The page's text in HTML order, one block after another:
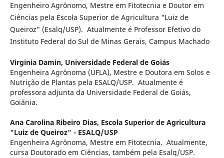
Engenheiro Agrônomo, Mestre em Fitotecnia e Doutor em
Ciências pela Escola Superior de Agricultura "Luiz de
Queiroz" (Esalq/USP). Atualmente é Professor Efetivo do
Instituto Federal do Sul de Minas Gerais, Campus Machado
Virginia Damin, Universidade Federal de Goiás
Engenheira Agrônoma (UFLA), Mestre e Doutora em Solos e
Nutrição de Plantas pela ESALQ/USP. Atualmente é
professora adjunta da Universidade Federal de Goiás,
Goiânia.
Ana Carolina Ribeiro Dias, Escola Superior de Agricultura
"Luiz de Queiroz" - ESALQ/USP
Engenheira Agrônoma, Mestre em Fitotecnia. Atualmente,
cursa Doutorado em Ciências, também pela Esalq/USP.